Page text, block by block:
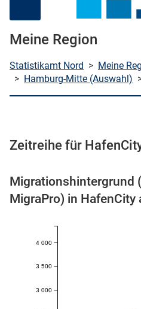
Meine Region
Statistikamt Nord > Meine
> Hamburg-Mitte (Auswahl)
Zeitreihe für
Migrationshintergrund
MigraPro) in HafenCity
3 000
3 500
4 000